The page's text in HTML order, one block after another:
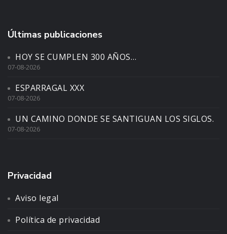
Últimas publicaciones
HOY SE CUMPLEN 300 AÑOS…
07-08-2026
ESPARRAGAL XXX
07-08-2026
UN CAMINO DONDE SE SANTIGUAN LOS SIGLOS.
07-08-2026
Privacidad
Aviso legal
Política de privacidad